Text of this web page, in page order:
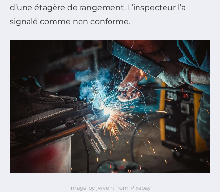
d’une étagère de rangement. L’inspecteur l’a
signalé comme non conforme.
Image by jwvein from Pixabay